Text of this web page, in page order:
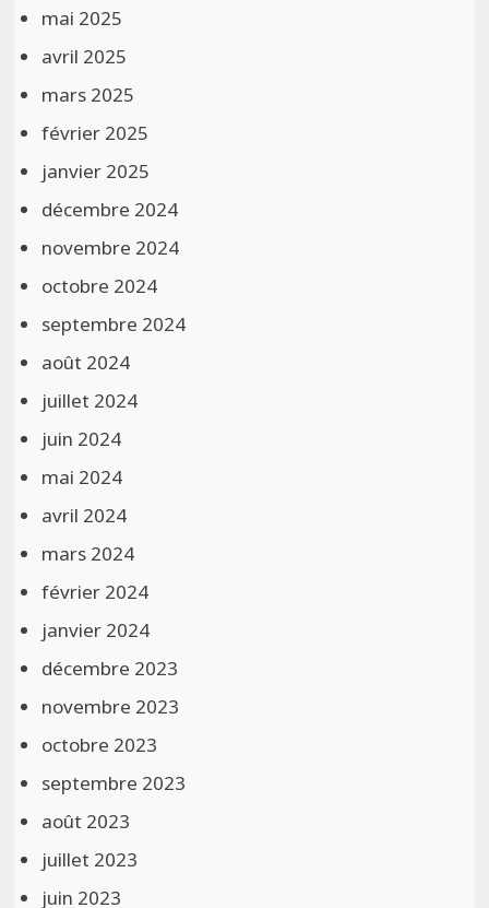
mai 2025
avril 2025
mars 2025
février 2025
janvier 2025
décembre 2024
novembre 2024
octobre 2024
septembre 2024
août 2024
juillet 2024
juin 2024
mai 2024
avril 2024
mars 2024
février 2024
janvier 2024
décembre 2023
novembre 2023
octobre 2023
septembre 2023
août 2023
juillet 2023
juin 2023